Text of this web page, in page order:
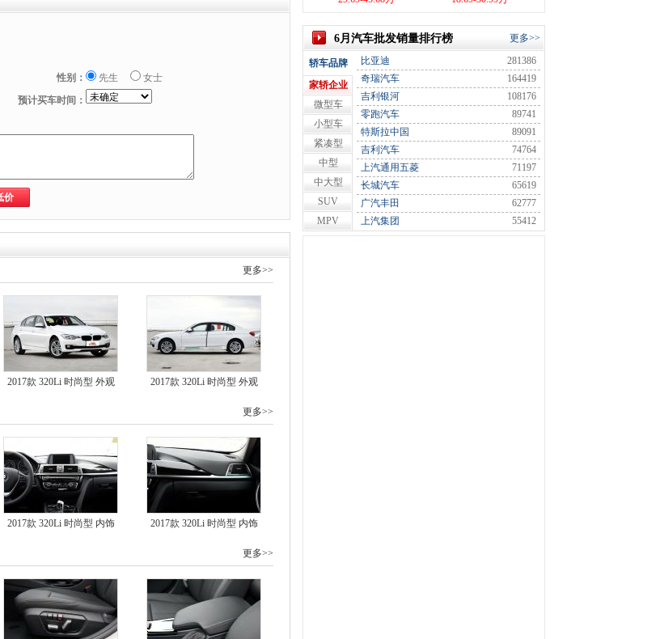
性别： 先生
女士
预计买车时间：
更多>>
2017款 320Li 时尚型 外观 2017款 320Li 时尚型 外观
更多>>
2017款 320Li 时尚型 内饰 2017款 320Li 时尚型 内饰
更多>>
6月汽车批发销量排行榜 更多>>
轿车品牌
家轿企业
微型车
小型车
紧凑型
中型
中大型
SUV
MPV
比亚迪
281386
奇瑞汽车
164419
吉利银河
108176
零跑汽车
89741
特斯拉中国
89091
吉利汽车
74764
上汽通用五菱
71197
长城汽车
65619
广汽丰田
62777
上汽集团
55412